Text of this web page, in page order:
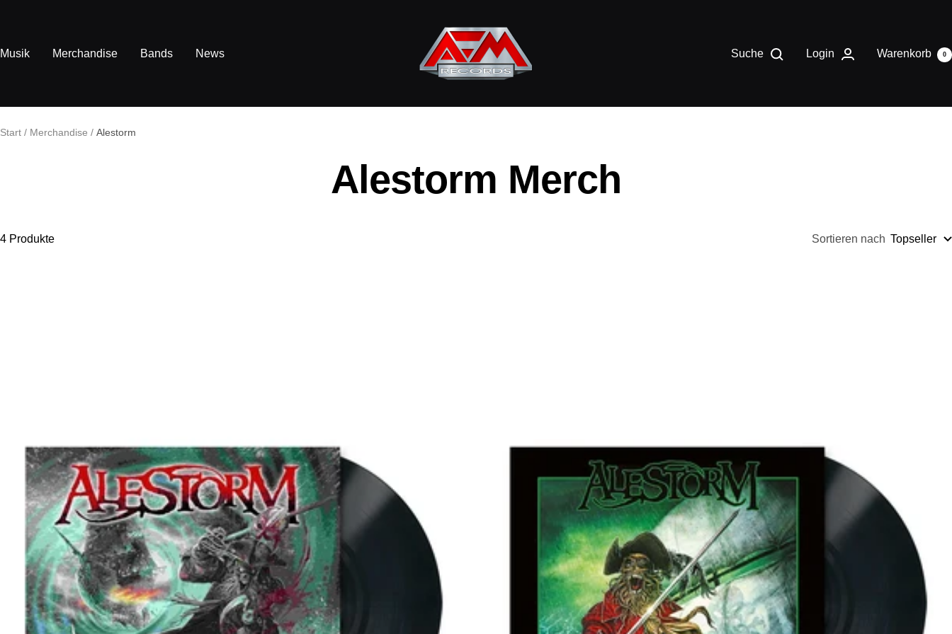
Inhalt
Musik Merchandise Bands News
Records
Suche Login Warenkorb 0
Start Merchandise Alestorm
Alestorm Merch
4 Produkte Sortieren nach Topseller